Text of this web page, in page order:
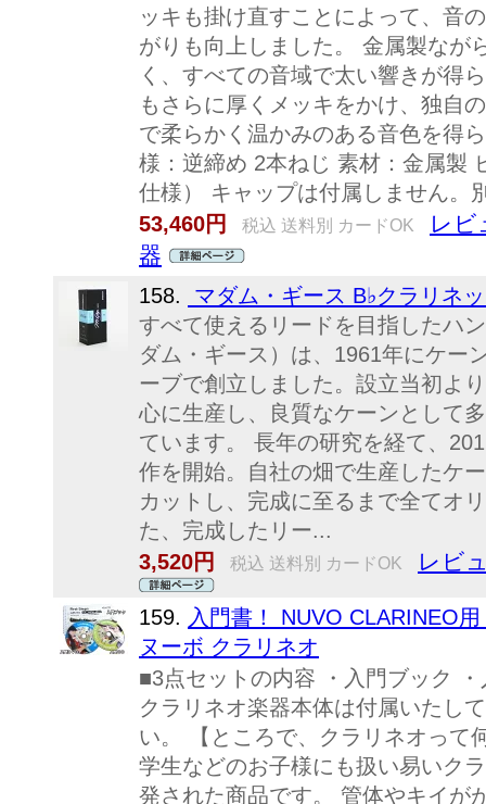
ッキも掛け直すことによって、音
がりも向上しました。 金属製なが
く、すべての音域で太い響きが得
もさらに厚くメッキをかけ、独自
で柔らかく温かみのある音色を得
様：逆締め 2本ねじ 素材：金属製
仕様） キャップは付属しません
53,460円
税込 送料別 カードOK
レビ
器
158.
マダム・ギース B♭クラリネ
すべて使えるリードを目指したハ
ダム・ギース）は、1961年にケー
ーブで創立しました。設立当初よ
心に生産し、良質なケーンとして
ています。 長年の研究を経て、
作を開始。自社の畑で生産したケ
カットし、完成に至るまで全てオ
た、完成したリー...
3,520円
税込 送料別 カードOK レビ
159. 入門書！ NUVO CLARINEO
ヌーボ クラリネオ
■3点セットの内容 ・入門ブック
クラリネオ楽器本体は付属いたし
い。 【ところで、クラリネオって
学生などのお子様にも扱い易いク
発された商品です。 管体やキイが